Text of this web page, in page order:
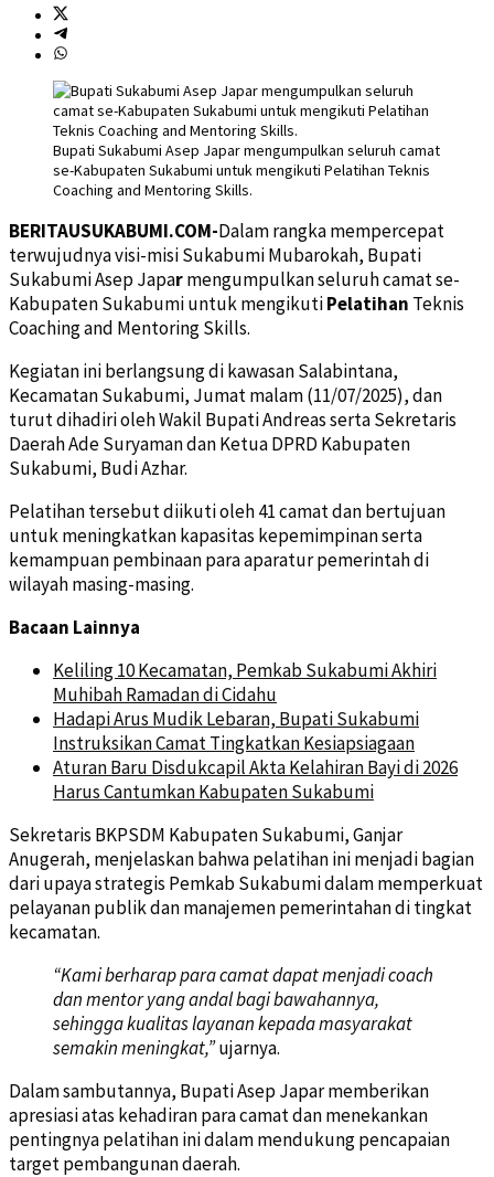
Bupati Sukabumi Asep Japar mengumpulkan seluruh camat
se-Kabupaten Sukabumi untuk mengikuti Pelatihan Teknis
Coaching and Mentoring Skills.
BERITAUSUKABUMI.COM-Dalam rangka mempercepat
terwujudnya visi-misi Sukabumi Mubarokah, Bupati
Sukabumi Asep Japarmengumpulkan seluruh camat se-
Kabupaten Sukabumi untuk mengikutiPelatihan Teknis
Coaching and Mentoring Skills.
Kegiatan ini berlangsung di kawasan Salabintana,
Kecamatan Sukabumi, Jumat malam (11/07/2025), dan
turut dihadiri oleh Wakil Bupati Andreas serta Sekretaris
Daerah Ade Suryaman dan Ketua DPRD Kabupaten
Sukabumi, Budi Azhar.
Pelatihan tersebut diikuti oleh 41 camat dan bertujuan
untuk meningkatkan kapasitas kepemimpinan serta
kemampuan pembinaan para aparatur pemerintah di
wilayah masing-masing.
Bacaan Lainnya
Keliling 10 Kecamatan, Pemkab Sukabumi Akhiri
Muhibah Ramadan di Cidahu
Hadapi Arus Mudik Lebaran, Bupati Sukabumi
Instruksikan Camat Tingkatkan Kesiapsiagaan
Aturan Baru Disdukcapil Akta Kelahiran Bayi di 2026
Harus Cantumkan Kabupaten Sukabumi
Sekretaris BKPSDM Kabupaten Sukabumi, Ganjar
Anugerah, menjelaskan bahwa pelatihan ini menjadi bagian
dari upaya strategis Pemkab Sukabumi dalam memperkuat
pelayanan publik dan manajemen pemerintahan di tingkat
kecamatan.
“Kami berharap para camat dapat menjadi coach
dan mentor yang andal bagi bawahannya,
sehingga kualitas layanan kepada masyarakat
semakin meningkat,”ujarnya.
Dalam sambutannya, Bupati Asep Japar memberikan
apresiasi atas kehadiran para camat dan menekankan
pentingnya pelatihan ini dalam mendukung pencapaian
target pembangunan daerah.